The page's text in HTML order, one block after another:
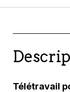
Télétravail